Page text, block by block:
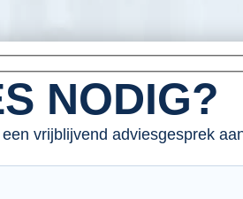
NODIG?
vrijblijvend adviesgesprek